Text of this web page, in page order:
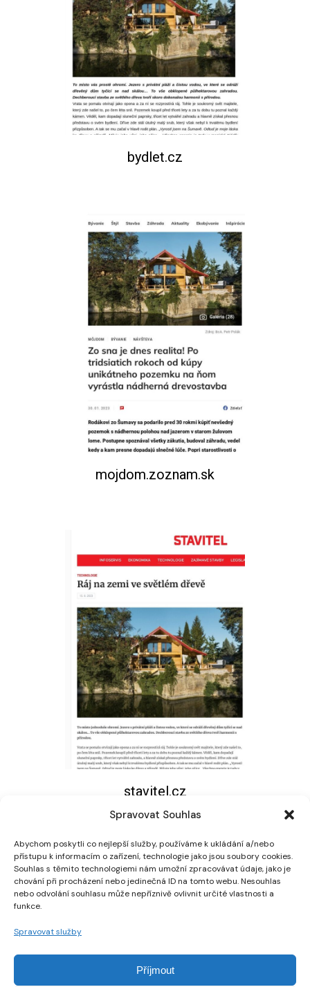
Spravovat Souhlas
Abychom poskytli co nejlepší služby, používáme k ukládání a/nebo
přístupu k informacím o zařízení, technologie jako jsou soubory cookies.
Souhlas s těmito technologiemi nám umožní zpracovávat údaje, jako je
chování při procházení nebo jedinečná ID na tomto webu. Nesouhlas
nebo odvolání souhlasu může nepříznivě ovlivnit určité vlastnosti a
funkce.
Spravovat služby
Příjmout
bydlet.cz
mojdom.zoznam.sk
stavitel.cz